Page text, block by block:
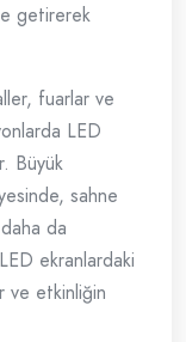
getirerek
fuarlar ve
LED
Büyük
sahne
da
ekranlardaki
ve etkinliğin